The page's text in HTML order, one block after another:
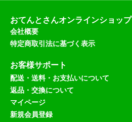
おてんとさんオンラインショップ
会社概要
特定商取引法に基づく表示
お客様サポート
配送・送料・お支払いについて
返品・交換について
マイページ
新規会員登録